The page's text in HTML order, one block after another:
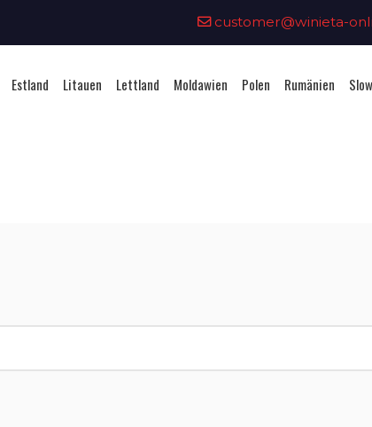
customer@winieta-
Estland Litauen Lettland Moldawien Polen Rumänien